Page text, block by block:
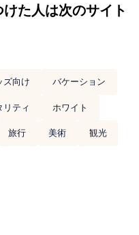
た人は次のサイト
ズ向け
バケーション
リティ
ホワイト
旅行 美術
観光